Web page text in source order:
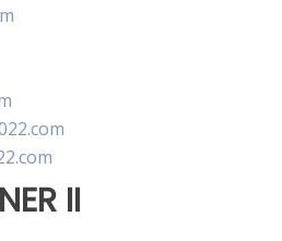
II